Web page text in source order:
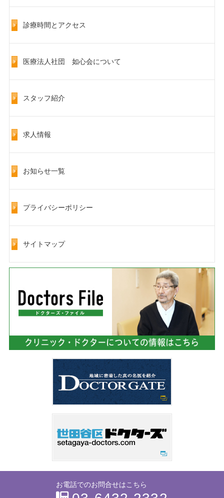
診療時間とアクセス
医療法人社団 如心会について
スタッフ紹介
求人情報
お知らせ一覧
プライバシーポリシー
サイトマップ
お電話でのお問合せはこちら